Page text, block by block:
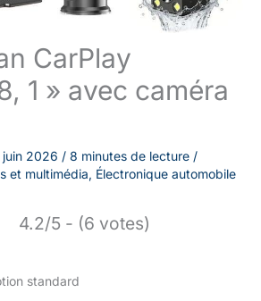
CarPlay
1 » avec caméra
juin 2026 / 8 minutes de lecture /
et multimédia, Électronique automobile
4.2/5 - (6 votes)